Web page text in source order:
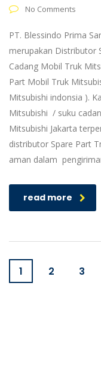
No Comments
PT. Blessindo Prima
merupakan Distributor
Cadang Mobil Truk
Part Mobil Truk
Mitsubishi indonsia ).
Mitsubishi / suku
Mitsubishi Jakarta
distributor Spare Part
aman dalam
read more
1 2 3